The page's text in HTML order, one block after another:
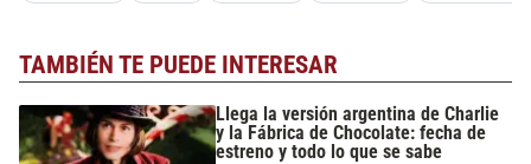
TAMBIÉN TE PUEDE INTERESAR
Llega la versión argentina de Charlie
y la Fábrica de Chocolate: fecha de
estreno y todo lo que se sabe